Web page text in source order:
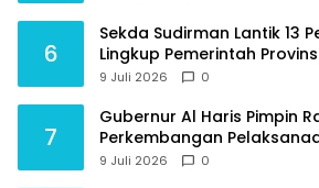
6
Sekda Sudirman Lantik 13
Lingkup Pemerintah
9 Juli 2026 0
7
Gubernur Al Haris Pimpin
Perkembangan
Pembangunan Triwulan II
9 Juli 2026 0